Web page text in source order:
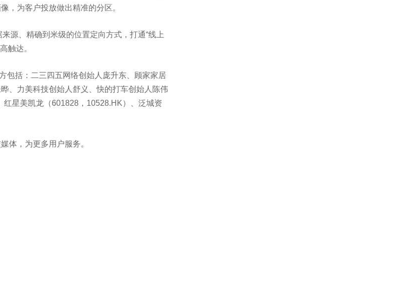
，为客户投放做出精准的分区。
源、精确到米级的位置定向方式，打通“线上
触达。
包括：二三四五网络创始人庞升东、顾家家居
、力美科技创始人舒义、快的打车创始人陈伟
星美凯龙（601828，10528.HK）、泛城资
体，为更多用户服务。